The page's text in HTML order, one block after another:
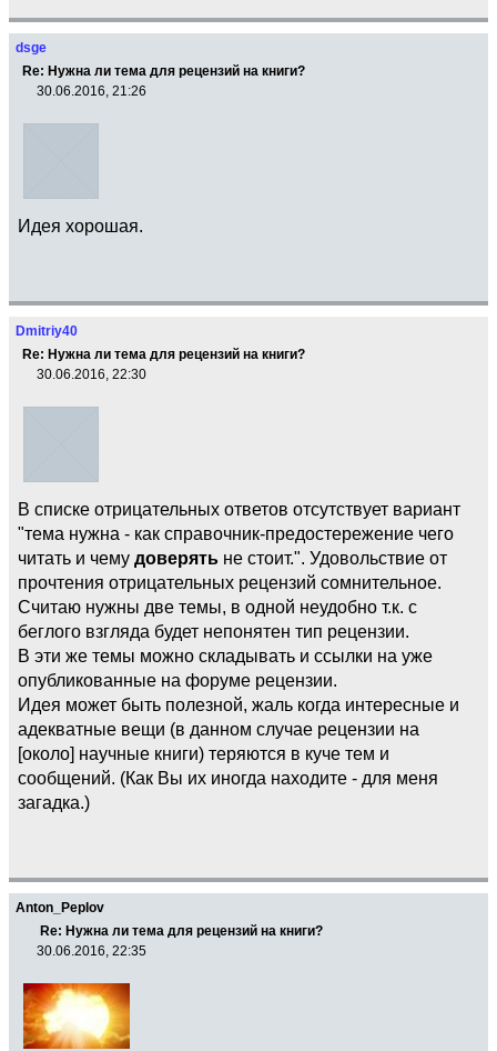
dsge
Re: Нужна ли тема для рецензий на книги?
30.06.2016, 21:26
Идея хорошая.
Dmitriy40
Re: Нужна ли тема для рецензий на книги?
30.06.2016, 22:30
В списке отрицательных ответов отсутствует вариант
"тема нужна - как справочник-предостережение чего
читать и чему доверять не стоит.". Удовольствие от
прочтения отрицательных рецензий сомнительное.
Считаю нужны две темы, в одной неудобно т.к. с
беглого взгляда будет непонятен тип рецензии.
В эти же темы можно складывать и ссылки на уже
опубликованные на форуме рецензии.
Идея может быть полезной, жаль когда интересные и
адекватные вещи (в данном случае рецензии на
[около] научные книги) теряются в куче тем и
сообщений. (Как Вы их иногда находите - для меня
загадка.)
Anton_Peplov
Re: Нужна ли тема для рецензий на книги?
30.06.2016, 22:35